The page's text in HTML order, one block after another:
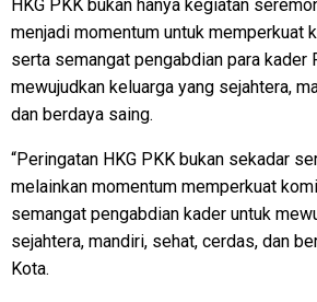
HKG PKK bukan hanya kegiatan
menjadi momentum untuk memperkuat
serta semangat pengabdian para kader
mewujudkan keluarga yang sejahtera,
dan berdaya saing.
“Peringatan HKG PKK bukan sekadar
melainkan momentum memperkuat
semangat pengabdian kader untuk
sejahtera, mandiri, sehat, cerdas, dan
Kota.